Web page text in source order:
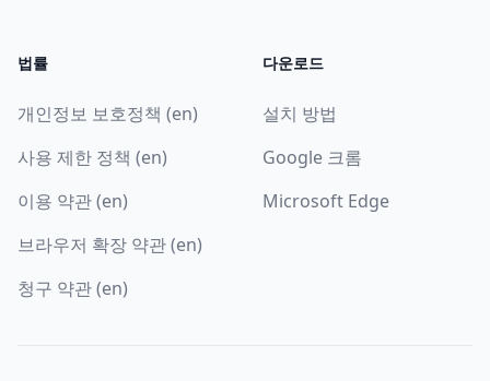
법률
개인정보 보호정책 (en)
사용 제한 정책 (en)
이용 약관 (en)
브라우저 확장 약관 (en)
청구 약관 (en)
다운로드
설치 방법
Google 크롬
Microsoft Edge